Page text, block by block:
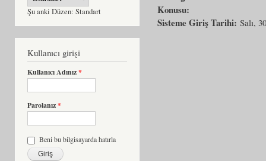
Şu anki Düzen: Standart
Kullanıcı girişi
Kullanıcı Adınız*
Parolanız*
Beni bu bilgisayarda hatırla
Konusu:
Sisteme Giriş Tarihi: Salı,